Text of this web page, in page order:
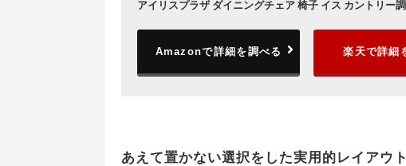
アイリスプラザ ダイニングチェア 椅子 イス カントリー
Amazonで詳細を調べる 楽天で詳細
あえて置かない選択をした実用的レイアウト